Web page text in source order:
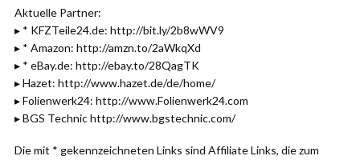
Aktuelle Partner:
▸ * KFZTeile24.de: http://bit.ly/2b8wWV9
▸ * Amazon: http://amzn.to/2aWkqXd
▸ * eBay.de: http://ebay.to/28QagTK
▸ Hazet: http://www.hazet.de/de/home/
▸ Folienwerk24: http://www.Folienwerk24.com
▸ BGS Technic http://www.bgstechnic.com/
Die mit * gekennzeichneten Links sind Affiliate Links, die zum